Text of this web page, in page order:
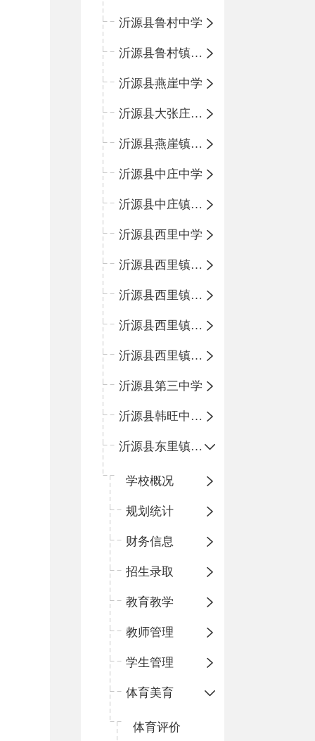
沂源县鲁村中学
沂源县鲁村镇中心小学
沂源县燕崖中学
沂源县大张庄中心学校
沂源县燕崖镇中心小学
沂源县中庄中学
沂源县中庄镇中心小学
沂源县西里中学
沂源县西里镇中心小学
沂源县西里镇柳枝峪回民小学
沂源县西里镇金星完全小学
沂源县西里镇团圆小学
沂源县第三中学
沂源县韩旺中心学校
沂源县东里镇中心小学
学校概况
规划统计
财务信息
招生录取
教育教学
教师管理
学生管理
体育美育
体育评价